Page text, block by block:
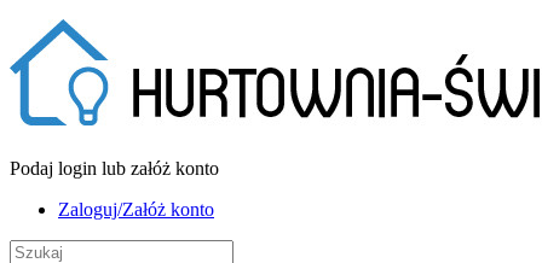
Podaj login lub załóż konto
Zaloguj/Załóż konto